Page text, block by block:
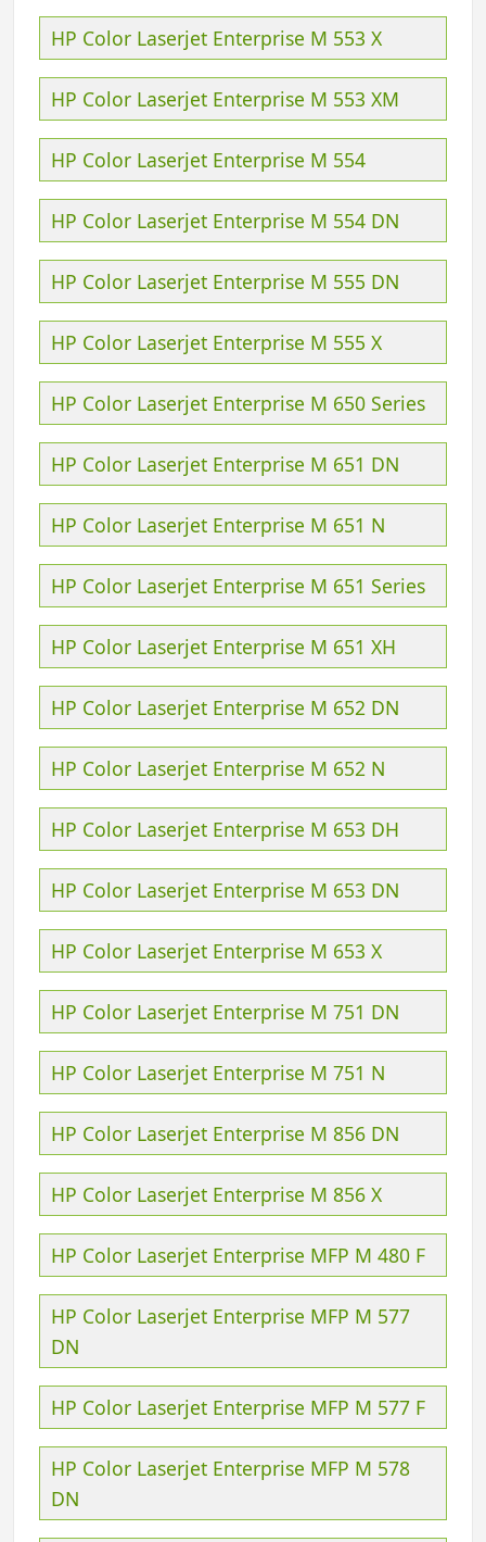
HP Color Laserjet Enterprise M 553 X
HP Color Laserjet Enterprise M 553 XM
HP Color Laserjet Enterprise M 554
HP Color Laserjet Enterprise M 554 DN
HP Color Laserjet Enterprise M 555 DN
HP Color Laserjet Enterprise M 555 X
HP Color Laserjet Enterprise M 650 Series
HP Color Laserjet Enterprise M 651 DN
HP Color Laserjet Enterprise M 651 N
HP Color Laserjet Enterprise M 651 Series
HP Color Laserjet Enterprise M 651 XH
HP Color Laserjet Enterprise M 652 DN
HP Color Laserjet Enterprise M 652 N
HP Color Laserjet Enterprise M 653 DH
HP Color Laserjet Enterprise M 653 DN
HP Color Laserjet Enterprise M 653 X
HP Color Laserjet Enterprise M 751 DN
HP Color Laserjet Enterprise M 751 N
HP Color Laserjet Enterprise M 856 DN
HP Color Laserjet Enterprise M 856 X
HP Color Laserjet Enterprise MFP M 480 F
HP Color Laserjet Enterprise MFP M 577
DN
HP Color Laserjet Enterprise MFP M 577 F
HP Color Laserjet Enterprise MFP M 578
DN